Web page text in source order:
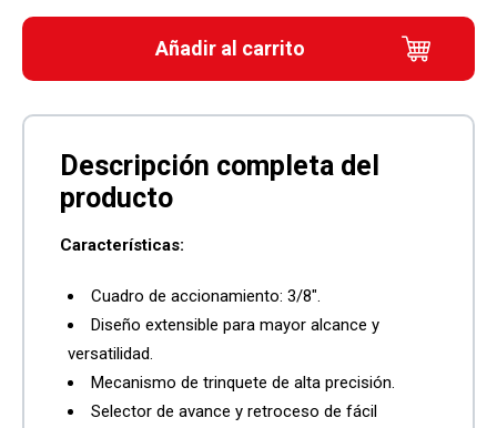
Añadir al carrito
Características:
Cuadro de accionamiento: 3/8″.
Diseño extensible para mayor alcance y
versatilidad.
Mecanismo de trinquete de alta precisión.
Selector de avance y retroceso de fácil